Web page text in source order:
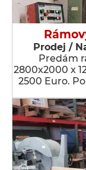
Prodej /
Predám
2800x2000 x
2500 Euro.